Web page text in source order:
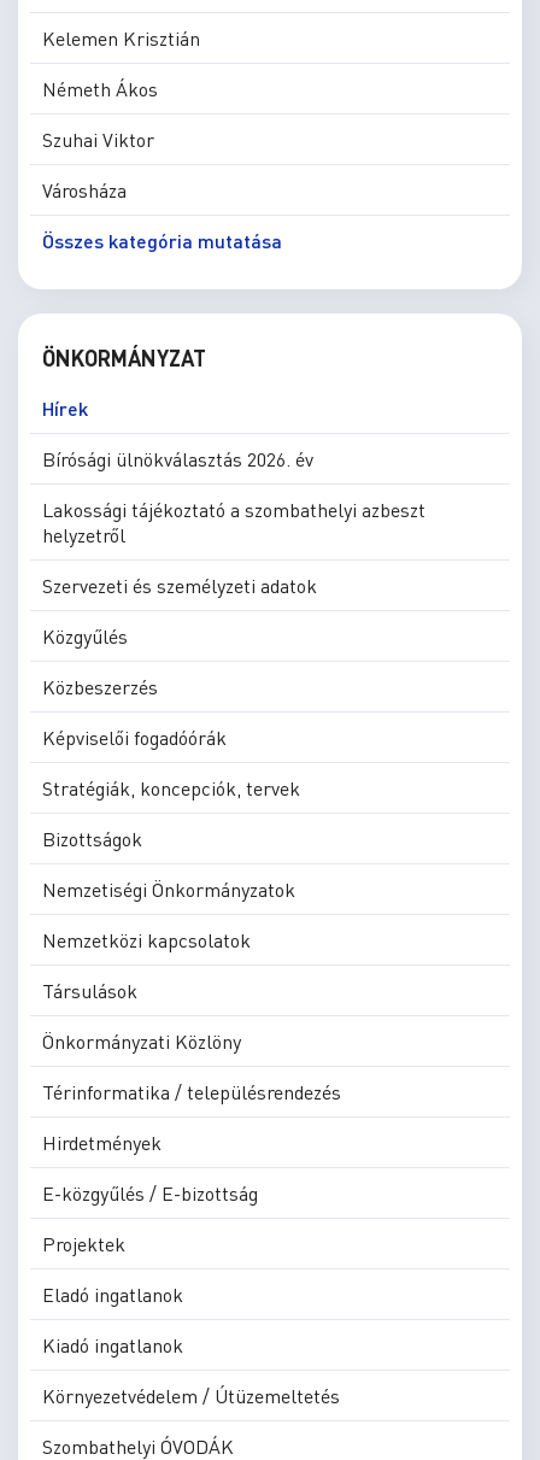
Kelemen Krisztián
Németh Ákos
Szuhai Viktor
Városháza
Összes kategória mutatása
ÖNKORMÁNYZAT
Hírek
Bírósági ülnökválasztás 2026. év
Lakossági tájékoztató a szombathelyi azbeszt
helyzetről
Szervezeti és személyzeti adatok
Közgyűlés
Közbeszerzés
Képviselői fogadóórák
Stratégiák, koncepciók, tervek
Bizottságok
Nemzetiségi Önkormányzatok
Nemzetközi kapcsolatok
Társulások
Önkormányzati Közlöny
Térinformatika / településrendezés
Hirdetmények
E-közgyűlés / E-bizottság
Projektek
Eladó ingatlanok
Kiadó ingatlanok
Környezetvédelem / Útüzemeltetés
Szombathelyi ÓVODÁK